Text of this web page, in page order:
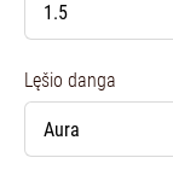
Lęšio danga